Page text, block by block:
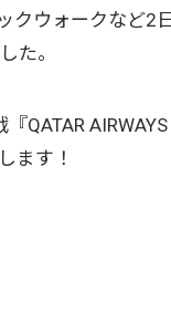
クウォークなど2
た。
QATAR
ます！